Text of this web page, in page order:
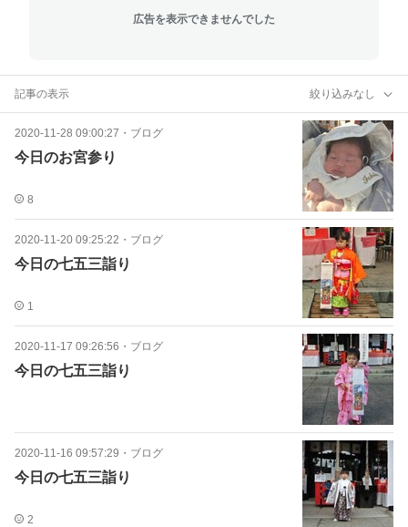
広告を表示できませんでした
記事の表示 絞り込みなし
2020-11-28 09:00:27 ・ ブログ
今日のお宮参り
8
2020-11-20 09:25:22 ・ ブログ
今日の七五三詣り
1
2020-11-17 09:26:56 ・ ブログ
今日の七五三詣り
2020-11-16 09:57:29 ・ ブログ
今日の七五三詣り
2